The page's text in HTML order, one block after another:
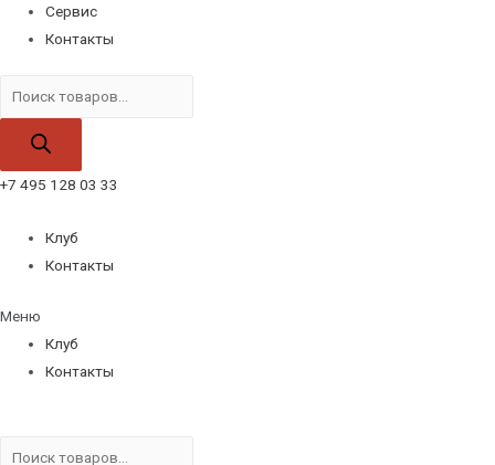
Сервис
Контакты
товаров
+7 495 128 03 33
Клуб
Контакты
Меню
Клуб
Контакты